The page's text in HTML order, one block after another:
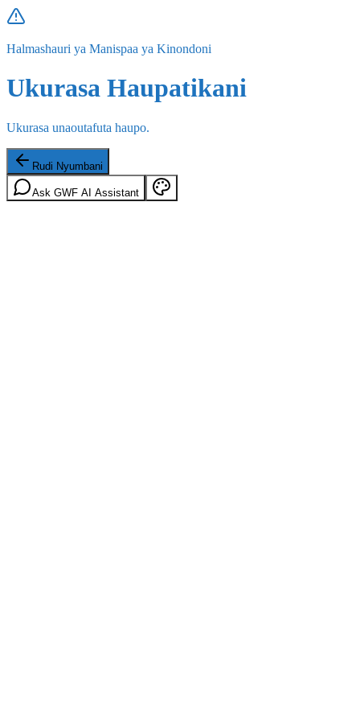
Halmashauri ya Manispaa ya Kinondoni
Ukurasa Haupatikani
Ukurasa unaoutafuta haupo.
Rudi Nyumbani
Ask GWF AI Assistant